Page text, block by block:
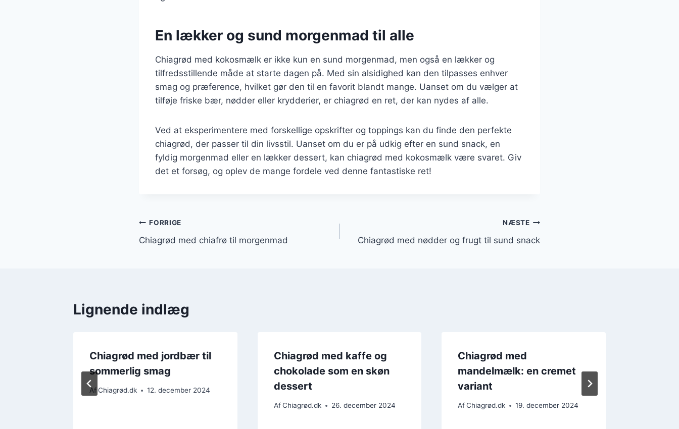
En lækker og sund morgenmad til alle
Chiagrød med kokosmælk er ikke kun en sund morgenmad, men også en lækker og
tilfredsstillende måde at starte dagen på. Med sin alsidighed kan den tilpasses enhver
smag og præference, hvilket gør den til en favorit blandt mange. Uanset om du vælger at
tilføje friske bær, nødder eller krydderier, er chiagrød en ret, der kan nydes af alle.
Ved at eksperimentere med forskellige opskrifter og toppings kan du finde den perfekte
chiagrød, der passer til din livsstil. Uanset om du er på udkig efter en sund snack, en
fyldig morgenmad eller en lækker dessert, kan chiagrød med kokosmælk være svaret. Giv
det et forsøg, og oplev de mange fordele ved denne fantastiske ret!
Indlægsnavigation
FORRIGE
Chiagrød med chiafrø til morgenmad
NÆSTE
Chiagrød med nødder og frugt til sund snack
Lignende indlæg
Chiagrød med jordbær til
sommerlig smag
AfChiagrød.dk 12. december 2024
Chiagrød med kaffe og
chokolade som en skøn
dessert
Af Chiagrød.dk 26. december 2024
Chiagrød med
mandelmælk: en cremet
variant
Af Chiagrød.dk 19. december 2024